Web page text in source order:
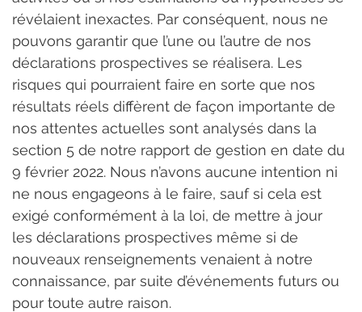
révélaient inexactes. Par conséquent, nous ne
pouvons garantir que l’une ou l’autre de nos
déclarations prospectives se réalisera. Les
risques qui pourraient faire en sorte que nos
résultats réels diffèrent de façon importante de
nos attentes actuelles sont analysés dans la
section 5 de notre rapport de gestion en date du
9 février 2022. Nous n’avons aucune intention ni
ne nous engageons à le faire, sauf si cela est
exigé conformément à la loi, de mettre à jour
les déclarations prospectives même si de
nouveaux renseignements venaient à notre
connaissance, par suite d’événements futurs ou
pour toute autre raison.